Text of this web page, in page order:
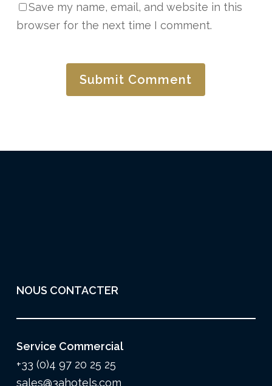
Save my name, email, and website in this
browser for the next time I comment.
NOUS CONTACTER
Service Commercial
+33 (0)4 97 20 25 25
sales@3ahotels.com